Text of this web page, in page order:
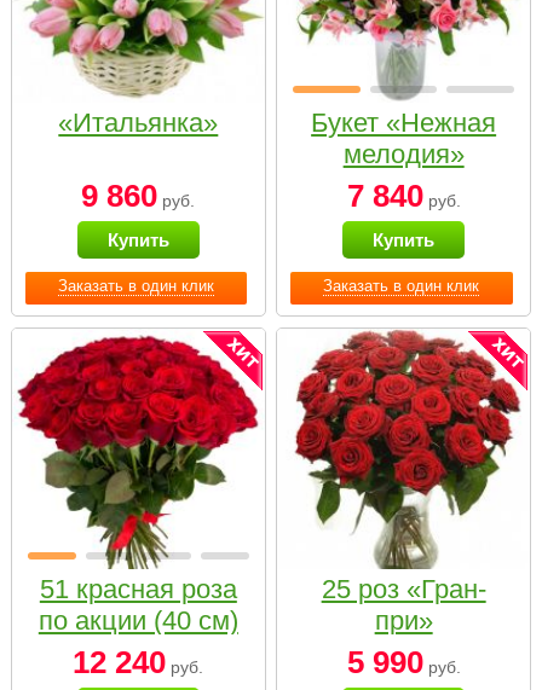
Заказать в один клик
«Итальянка»
9 860 руб.
Купить
Заказать в один клик
Букет «Нежная
мелодия»
7 840руб.
Купить
51 красная роза
по акции (40 см)
12 240 руб.
25 роз «Гран-
при»
5 990руб.